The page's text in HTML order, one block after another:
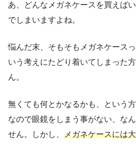
あ、どんなメガネケースを買えば
でしまいますよね。
悩んだ末、そもそもメガネケース
いう考えにたどり着いてしまった
ん。
無くても何とかなるかも、という
なので眼鏡をしまう事がない、な
せん。しかし、 メガネケースには